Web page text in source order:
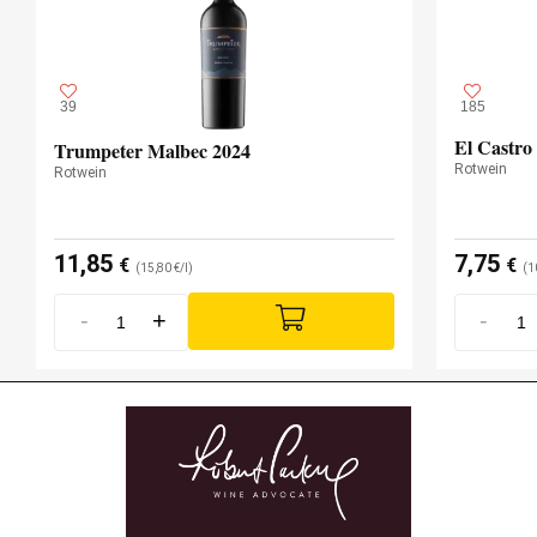
39
Trumpeter Malbec 2024
Rotwein
11,85 € (15,80 €/l)
- +
185
El Castro
Rotwein
7,75 €
-